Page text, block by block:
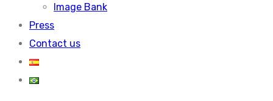
Image Bank
Press
Contact us